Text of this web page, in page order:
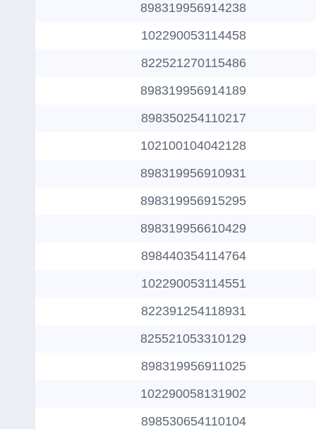
898319956914238
102290053114458
822521270115486
898319956914189
898350254110217
102100104042128
898319956910931
898319956915295
898319956610429
898440354114764
102290053114551
822391254118931
825521053310129
898319956911025
102290058131902
898530654110104